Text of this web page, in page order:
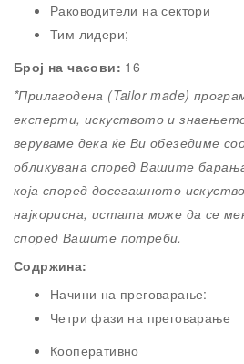
Раководители на сектори
Тим лидери;
Број на часови: 16
*Прилагодена (Tailor made)
експерти, искуството и
веруваме дека ќе Ви обезедиме
обликувана според Вашите
која според досегашното
најкорисна, истата може да се
според Вашите потреби.
Содржина:
Начини на преговарање:
Четри фази на преговарање
Кооперативно